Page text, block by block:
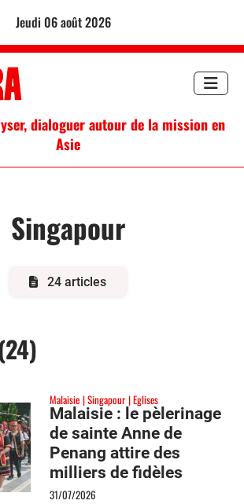
jeudi 06 août 2026
dialoguer autour de la mission en
Asie
Singapour
24 articles
Malaisie Singapour Eglises
Malaisie : le pèlerinage
de sainte Anne de
Penang attire des
milliers de fidèles
d’Asie du Sud-Est
31/07/2026